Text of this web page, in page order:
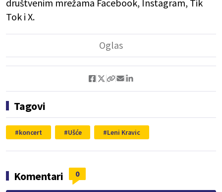
društvenim mrežama Facebook, Instagram, Tik
Tok i X.
Tagovi
koncert Ušće Leni Kravic
Komentari 0